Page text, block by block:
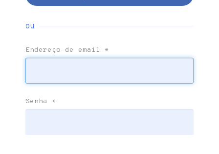
ou
Endereço de email *
Senha *